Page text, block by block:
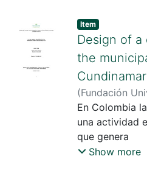
parte
cabo una
investigación
la cadena de
en Arauca
y los riesgos
consultaron
desarrollar la
diez para
Item
Design of
the
(Fundación
Colombia,
Ximena;Rivera
En Colombia
una actividad
que genera
empleo y
Show more